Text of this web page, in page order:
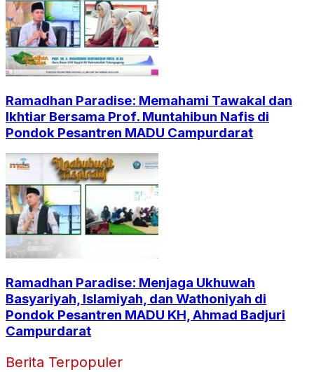
Ramadhan Paradise: Memahami Tawakal dan
Ikhtiar Bersama Prof. Muntahibun Nafis di
Pondok Pesantren MADU Campurdarat
Ramadhan Paradise: Menjaga Ukhuwah
Basyariyah, Islamiyah, dan Wathoniyah di
Pondok Pesantren MADU KH, Ahmad Badjuri
Campurdarat
Berita Terpopuler